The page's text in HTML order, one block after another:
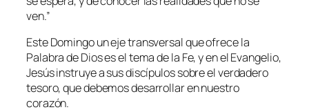
ven.”
Este Domingo un eje transversal que ofrece la
Palabra de Dios es el tema de la Fe, y en el Evangelio,
Jesús instruye a sus discípulos sobre el verdadero
tesoro, que debemos desarrollar en nuestro
corazón.